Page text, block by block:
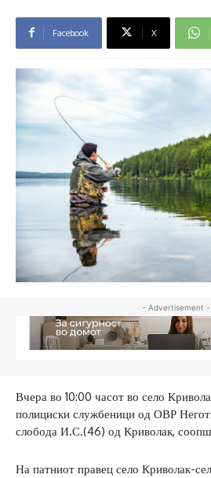
Facebook X
- Advertisement -
Вчера во 10:00 часот во село
полициски службеници од ОВР
слобода И.С.(46) од Криволак,
На патниот правец село Криволак-